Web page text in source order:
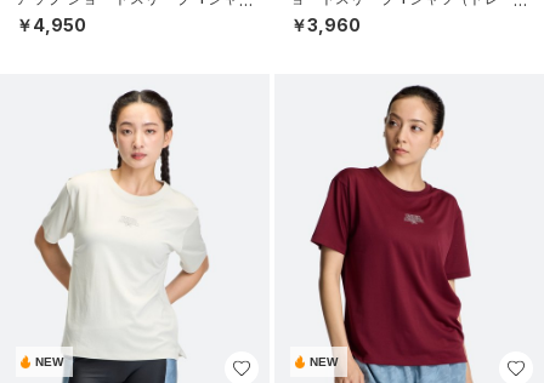
（トレーニング/WOMEN）
￥4,950
ング/WOMEN）
￥3,960
NEW NEW